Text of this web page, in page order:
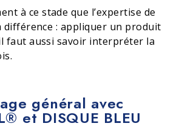
à ce stade que l’expertise de
différence : appliquer un produit
faut aussi savoir interpréter la
général avec
et DISQUE BLEU